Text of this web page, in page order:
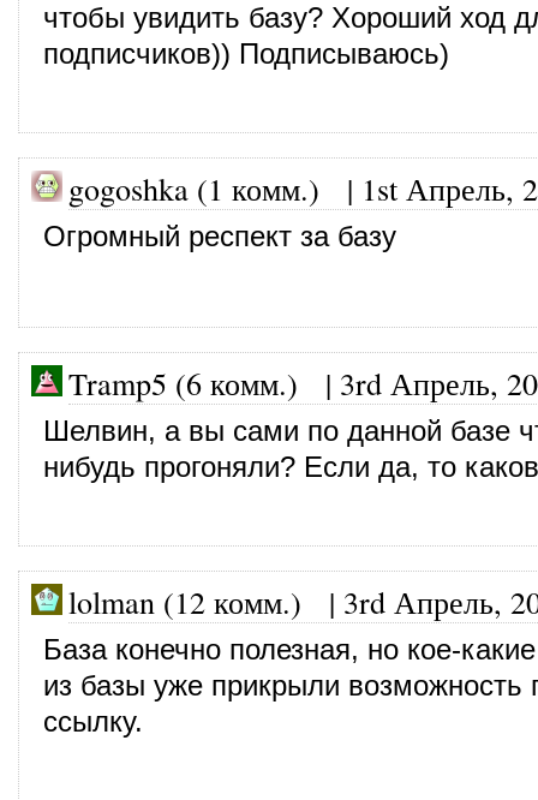
чтобы увидить базу? Хороший ход
подписчиков)) Подписываюсь)
gogoshka (1 комм.) | 1st Апрель,
Огромный респект за базу
Tramp5 (6 комм.) | 3rd Апрель,
Шелвин, а вы сами по данной базе
нибудь прогоняли? Если да, то
lolman (12 комм.) | 3rd Апрель,
База конечно полезная, но кое-
из базы уже прикрыли возможность
ссылку.